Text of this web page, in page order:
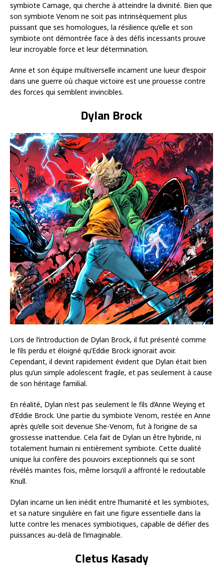
symbiote Carnage, qui cherche à atteindre la divinité. Bien que
son symbiote Venom ne soit pas intrinsèquement plus
puissant que ses homologues, la résilience qu’elle et son
symbiote ont démontrée face à des défis incessants prouve
leur incroyable force et leur détermination.
Anne et son équipe multiverselle incarnent une lueur d’espoir
dans une guerre où chaque victoire est une prouesse contre
des forces qui semblent invincibles.
Dylan Brock
Lors de l’introduction de Dylan Brock, il fut présenté comme
le fils perdu et éloigné qu’Eddie Brock ignorait avoir.
Cependant, il devint rapidement évident que Dylan était bien
plus qu’un simple adolescent fragile, et pas seulement à cause
de son héritage familial.
En réalité, Dylan n’est pas seulement le fils d’Anne Weying et
d’Eddie Brock. Une partie du symbiote Venom, restée en Anne
après qu’elle soit devenue She-Venom, fut à l’origine de sa
grossesse inattendue. Cela fait de Dylan un être hybride, ni
totalement humain ni entièrement symbiote. Cette dualité
unique lui confère des pouvoirs exceptionnels qui se sont
révélés maintes fois, même lorsqu’il a affronté le redoutable
Knull.
Dylan incarne un lien inédit entre l’humanité et les symbiotes,
et sa nature singulière en fait une figure essentielle dans la
lutte contre les menaces symbiotiques, capable de défier des
puissances au-delà de l’imaginable.
Cletus Kasady